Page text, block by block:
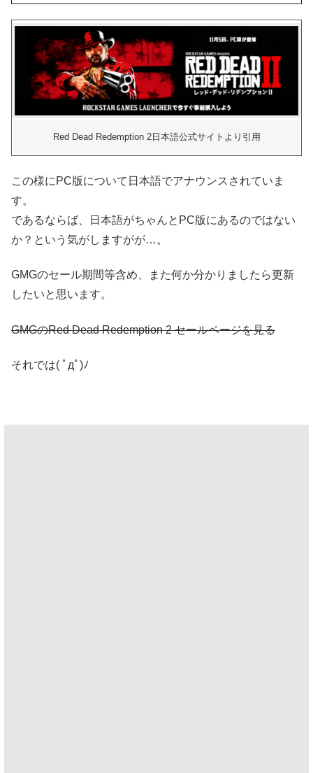
Red Dead Redemption 2日本語公式サイトより引用
この様にPC版について日本語でアナウンスされていま
す。
であるならば、日本語がちゃんとPC版にあるのではない
か？という気がしますがが…。
GMGのセール期間等含め、また何か分かりましたら更新
したいと思います。
GMGのRed Dead Redemption 2 セールページを見る
それでは( ﾟдﾟ)ﾉ